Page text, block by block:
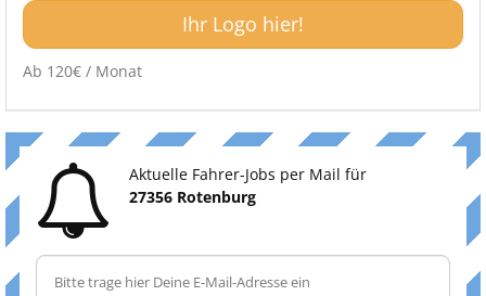
Ihr Logo hier!
Ab 120€ / Monat
Aktuelle Fahrer-Jobs per Mail für
27356 Rotenburg